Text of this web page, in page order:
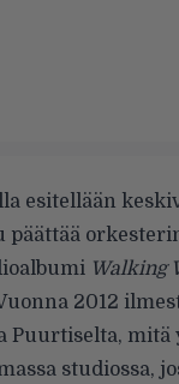
esitellään
päättää
Walking
2012
Puurtiselta,
studiossa,